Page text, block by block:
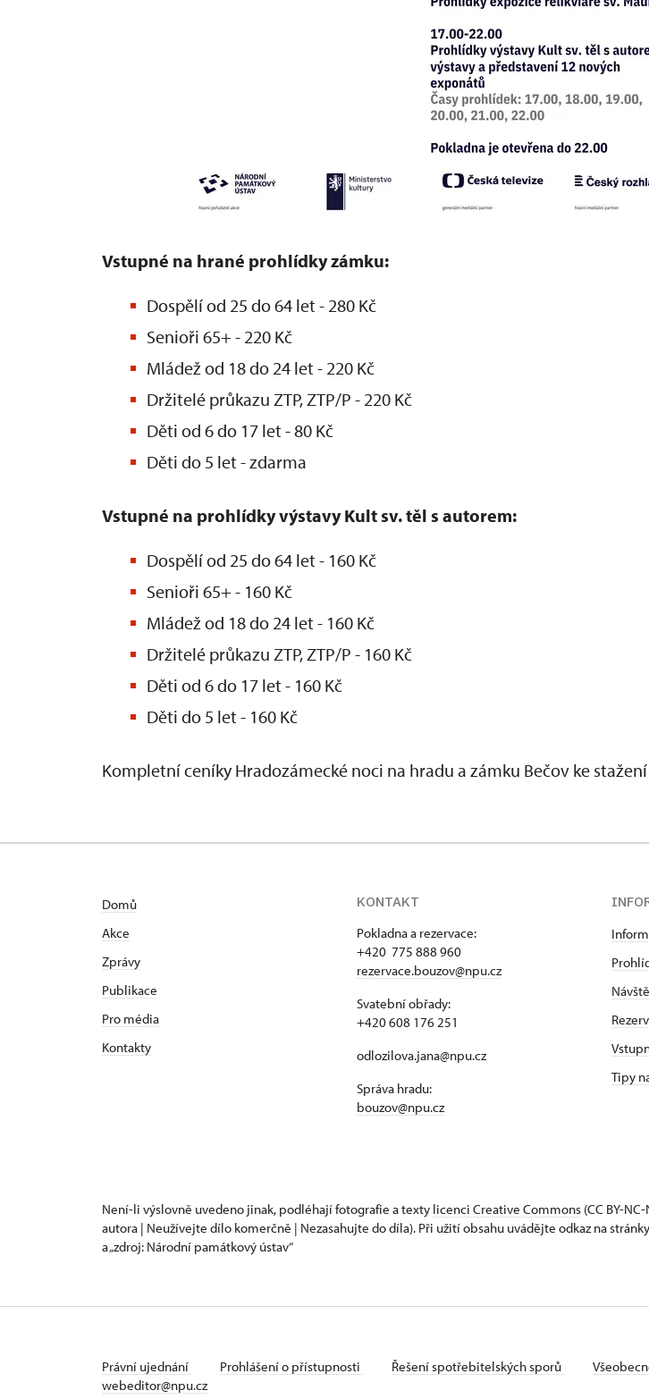
Vstupné na hrané prohlídky zámku:
Dospělí od 25 do 64 let - 280 Kč
Senioři 65+ - 220 Kč
Mládež od 18 do 24 let - 220 Kč
Držitelé průkazu ZTP, ZTP/P - 220 Kč
Děti od 6 do 17 let - 80 Kč
Děti do 5 let - zdarma
Vstupné na prohlídky výstavy Kult sv. těl s autorem:
Dospělí od 25 do 64 let - 160 Kč
Senioři 65+ - 160 Kč
Mládež od 18 do 24 let - 160 Kč
Držitelé průkazu ZTP, ZTP/P - 160 Kč
Děti od 6 do 17 let - 160 Kč
Děti do 5 let - 160 Kč
Kompletní ceníky Hradozámecké noci na hradu a zámku Bečov ke stažení
Domů
Akce
Zprávy
Publikace
Pro média
Kontakty
KONTAKT
Pokladna a rezervace:
+420 775 888 960
rezervace.bouzov@npu.cz
Svatební obřady:
+420 608 176 251
odlozilova.jana@npu.cz
Správa hradu:
bouzov@npu.cz
Tipy
Není-li výslovně uvedeno jinak, podléhají fotografie a texty licenci Creative Commons (CC BY-
autora | Neužívejte dílo komerčně | Nezasahujte do díla). Při užití obsahu uvádějte odkaz na
a „zdroj: Národní památkový ústav“
Právní ujednání Prohlášení o přístupnosti Řešení spotřebitelských sporů
webeditor@npu.cz